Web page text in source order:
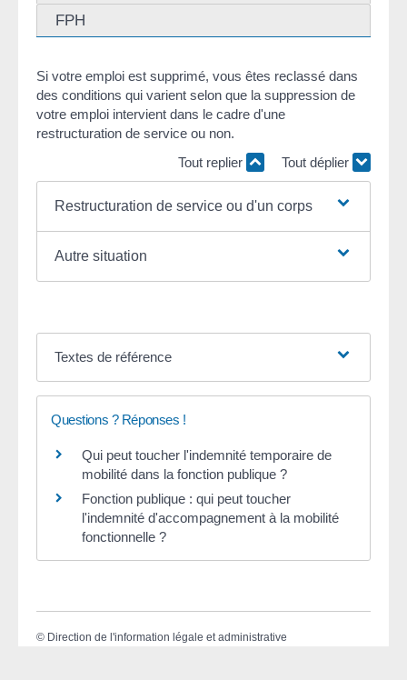
FPH
Si votre emploi est supprimé, vous êtes reclassé dans
des conditions qui varient selon que la suppression de
votre emploi intervient dans le cadre d'une
restructuration de service ou non.
Tout replier
Tout déplier
Restructuration de service ou d'un corps
Autre situation
Textes de référence
Questions ? Réponses !
Qui peut toucher l'indemnité temporaire de
mobilité dans la fonction publique ?
Fonction publique : qui peut toucher
l'indemnité d'accompagnement à la mobilité
fonctionnelle ?
© Direction de l'information légale et administrative